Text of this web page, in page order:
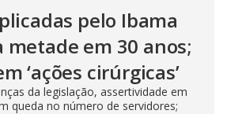
pelo Ibama
metade em 30 anos;
‘ações cirúrgicas’
da legislação, assertividade em
queda no número de servidores;